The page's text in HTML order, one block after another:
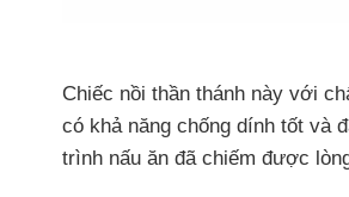
Chiếc nồi thần thánh này với
có khả năng chống dính tốt và
trình nấu ăn đã chiếm được